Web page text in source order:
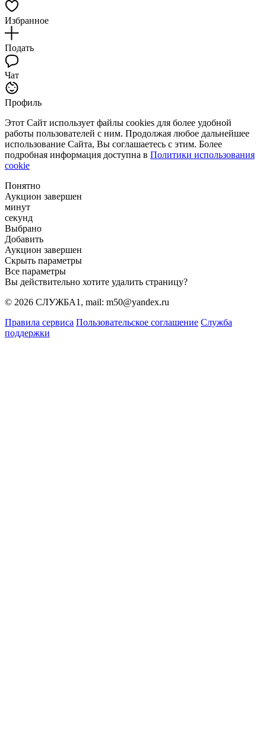
Избранное
Подать
Чат
Профиль
Этот Сайт использует файлы cookies для более удобной
работы пользователей с ним. Продолжая любое дальнейшее
использование Сайта, Вы соглашаетесь с этим. Более
подробная информация доступна в Политики использования
cookie
Понятно
Аукцион завершен
минут
секунд
Выбрано
Добавить
Аукцион завершен
Скрыть параметры
Все параметры
Вы действительно хотите удалить страницу?
© 2026 СЛУЖБА1, mail: m50@yandex.ru
Правила сервиса Пользовательское соглашение Служба
поддержки